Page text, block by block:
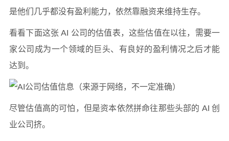
是他们几乎都没有盈利能力，依然靠融资来维持生存。
看看下面这张 AI 公司的估值表，这些估值在以往，需要一
家公司成为一个领域的巨头、有良好的盈利情况之后才能
达到。
尽管估值高的可怕，但是资本依然拼命往那些头部的 AI 创
业公司挤。